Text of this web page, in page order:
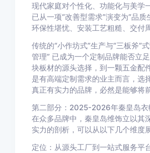
现代家庭对个性化、功能化与美学
已从一项“改善型需求”演变为“品
环保性堪忧、安装工艺粗糙、交付
传统的“小作坊式”生产与“三板斧”
管理” 已成为一个定制品牌能否立
块板材的源头选择，到一颗五金配
是有高端定制需求的业主而言，选
真正有实力的品牌，必然是能够将
第二部分：2025-2026年秦皇岛衣
在众多品牌中，秦皇岛维饰立以其
实力的剖析，可以从以下几个维度
定位：从源头工厂到一站式服务平